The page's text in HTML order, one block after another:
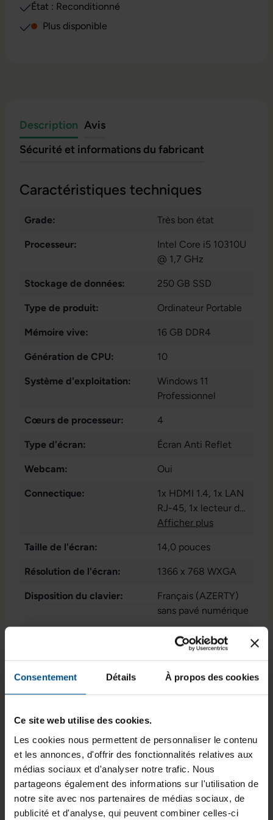
Consentement Détails À propos des cookies
Ce site web utilise des cookies.
Les cookies nous permettent de personnaliser le contenu
et les annonces, d'offrir des fonctionnalités relatives aux
médias sociaux et d'analyser notre trafic. Nous
partageons également des informations sur l'utilisation de
notre site avec nos partenaires de médias sociaux, de
publicité et d'analyse, qui peuvent combiner celles-ci
État : Reconditionné
Plus disponible
Description Avis
Sécurité et informations du fabricant
Informations sur le produit
Caractéristiques techniques
Grade: Très bon état
Processeur:
Intel Core i5 10310U
@ 1,7 GHz
Stockage de données: 250 GB SSD
Type de produit: Ordinateur Portable
Mémoire vive: 16 GB DDR4
Génération de CPU: 10
Système d'exploitation:
Windows 11
Professionnel
Cœurs de processeur: 4
Type d'écran: Écran Anti Reflet
Webcam: Oui
Connectique: 1x HDMI 1.4, 1x LAN
RJ-45, 1x lecteur de
carte microSD
Gen 1 Type A
Afficher plus
Taille de l'écran: 14,0 pouces
Résolution de l'écran: 1366 x 768 WXGA
Disposition du clavier:
Français (AZERTY)
sans pavé numérique
Intel® UHD Graphics
Programme de partenariat: Oui, Non
GTIN/EAN : 3701157155526